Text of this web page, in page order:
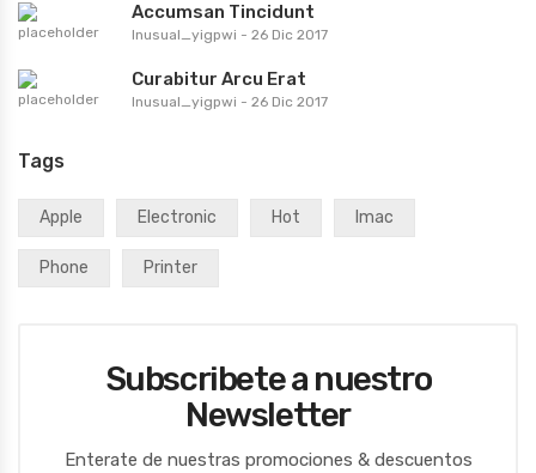
Accumsan Tincidunt
Inusual_yigpwi - 26 Dic 2017
Curabitur Arcu Erat
Inusual_yigpwi - 26 Dic 2017
Tags
Apple Electronic Hot Imac
Phone Printer
Subscribete a nuestro
Newsletter
Enterate de nuestras promociones & descuentos